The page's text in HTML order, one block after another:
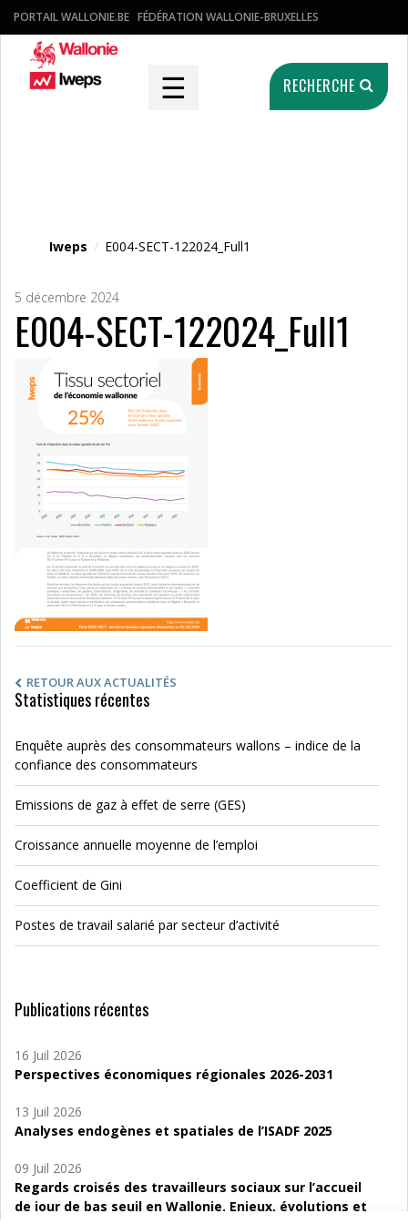
PORTAIL WALLONIE.BE FÉDÉRATION WALLONIE-BRUXELLES
☰ RECHERCHE
Iweps / E004-SECT-122024_Full1
5 décembre 2024
E004-SECT-122024_Full1
RETOUR AUX ACTUALITÉS
Statistiques récentes
Enquête auprès des consommateurs wallons – indice de la
confiance des consommateurs
Emissions de gaz à effet de serre (GES)
Croissance annuelle moyenne de l’emploi
Coefficient de Gini
Postes de travail salarié par secteur d’activité
Publications récentes
16 Juil 2026
Perspectives économiques régionales 2026-2031
13 Juil 2026
Analyses endogènes et spatiales de l’ISADF 2025
09 Juil 2026
Regards croisés des travailleurs sociaux sur l’accueil
de jour de bas seuil en Wallonie. Enjeux, évolutions et